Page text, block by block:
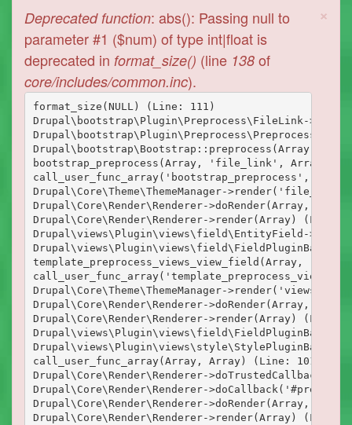
×
Messaggio
di
errore
Deprecated function: abs(): Passing null to
parameter #1 ($num) of type int|float is
deprecated in format_size() (line 138 of
core/includes/common.inc).
format_size(NULL) (Line: 111)
Drupal\bootstrap\Plugin\Preprocess\FileLink-
Drupal\bootstrap\Bootstrap::preprocess(Array,
bootstrap_preprocess(Array, 'file_link', Array)
call_user_func_array('bootstrap_preprocess',
Drupal\Core\Theme\ThemeManager-
Drupal\Core\Render\Renderer->doRender(Array, )
Drupal\Core\Render\Renderer->render(Array) (Line:
Drupal\views\Plugin\views\field\EntityField-
Drupal\views\Plugin\views\field\FieldPluginBase-
template_preprocess_views_view_field(Array,
Drupal\Core\Theme\ThemeManager-
Drupal\Core\Render\Renderer->doRender(Array, )
Drupal\Core\Render\Renderer->render(Array) (Line:
Drupal\views\Plugin\views\field\FieldPluginBase-
Drupal\views\Plugin\views\style\StylePluginBase-
call_user_func_array(Array, Array) (Line: 101)
Drupal\Core\Render\Renderer-
Drupal\Core\Render\Renderer-
Drupal\Core\Render\Renderer->doRender(Array, )
Drupal\Core\Render\Renderer->render(Array) (Line: